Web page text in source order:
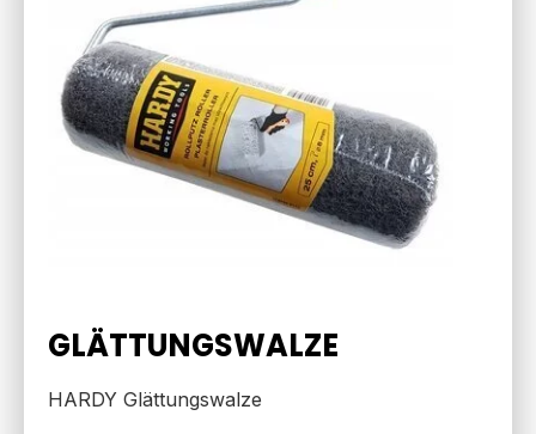
GLÄTTUNGSWALZE
HARDY Glättungswalze